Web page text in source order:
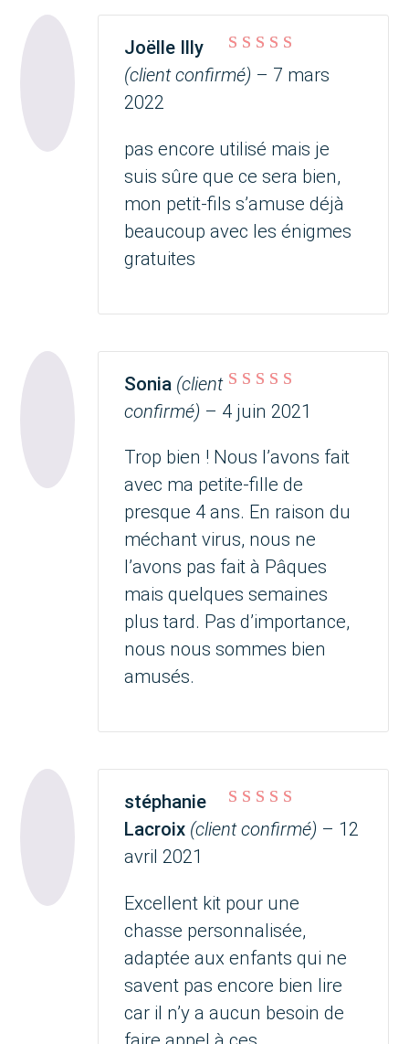
Note sur 5
Joëlle Illy
(client confirmé) – 7 mars
2022
pas encore utilisé mais je
suis sûre que ce sera bien,
mon petit-fils s’amuse déjà
beaucoup avec les énigmes
gratuites
Note 5sur 5
Sonia (client
confirmé) – 4 juin 2021
Trop bien ! Nous l’avons fait
avec ma petite-fille de
presque 4 ans. En raison du
méchant virus, nous ne
l’avons pas fait à Pâques
mais quelques semaines
plus tard. Pas d’importance,
nous nous sommes bien
amusés.
Note5sur 5
stéphanie
Lacroix (client confirmé) – 12
avril 2021
Excellent kit pour une
chasse personnalisée,
adaptée aux enfants qui ne
savent pas encore bien lire
car il n’y a aucun besoin de